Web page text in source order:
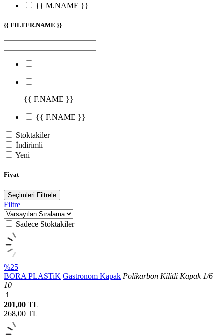
{{ M.NAME }}
{{ FILTER.NAME }}
{{ F.NAME }}
{{ F.NAME }}
Stoktakiler
İndirimli
Yeni
Fiyat
Seçimleri Filtrele
Filtre
Sadece Stoktakiler
%25
BORA PLASTiK Gastronom Kapak Polikarbon Kilitli Kapak 1/6
10
201,00 TL
268,00 TL